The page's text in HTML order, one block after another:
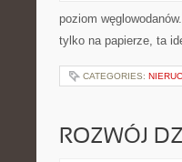
poziom
tylko na papierze, ta
CATEGORIES:
ROZWÓJ